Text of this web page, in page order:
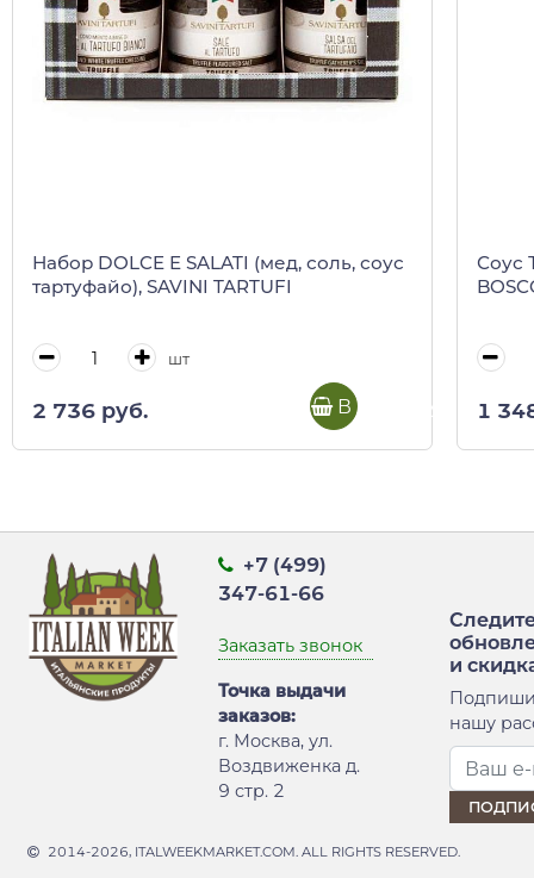
Набор DOLCE E SALATI (мед, соль, соус
тартуфайо), SAVINI TARTUFI
шт
2 736 руб. В корзину
Соус
1
+7 (499)
347-61-66
Заказать звонок
Точка выдачи
заказов:
г. Москва, ул.
Воздвиженка д.
9 стр. 2
и
нашу
2014-2026, ITALWEEKMARKET.COM. ALL RIGHTS RESERVED.